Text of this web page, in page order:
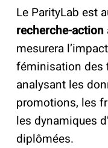
Le ParityLab est
recherche-action
mesurera
féminisation des
analysant les
promotions, les
les dynamiques
diplômées.